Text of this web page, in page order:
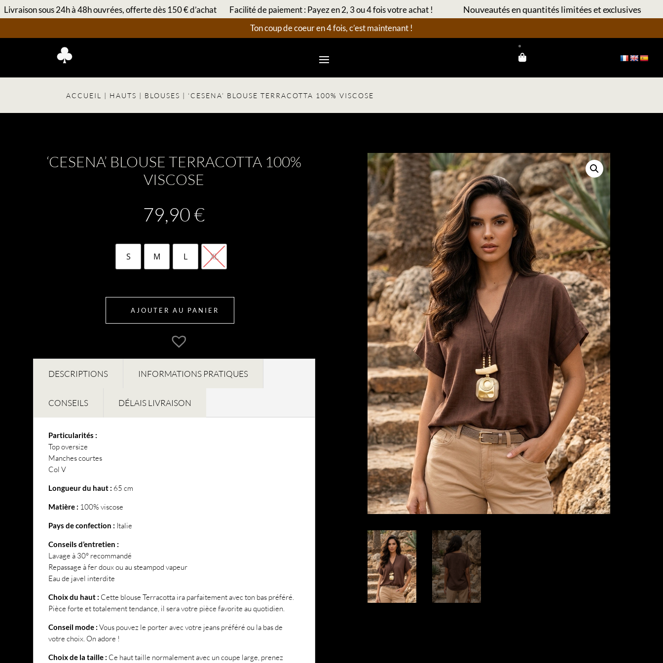
Livraison sous 24h à 48h ouvrées, offerte dès 150 € d’achat Facilité de paiement : Payez en 2, 3 ou 4 fois votre achat ! Nouveautés en quantités limitées et exclusives
Ton coup de coeur en 4 fois, c’est maintenant !
ACCUEIL | HAUTS | BLOUSES | ‘CESENA’ BLOUSE TERRACOTTA 100% VISCOSE
‘CESENA’ BLOUSE TERRACOTTA 100%
VISCOSE
79,90€
S M L XL
AJOUTER AU PANIER
DESCRIPTIONS INFORMATIONS PRATIQUES
CONSEILS DÉLAIS LIVRAISON
Particularités :
Top oversize
Manches courtes
Col V
Longueur du haut : 65 cm
Matière : 100% viscose
Pays de confection : Italie
Conseils d’entretien :
Lavage à 30° recommandé
Repassage à fer doux ou au steampod vapeur
Eau de javel interdite
Choix du haut : Cette blouse Terracotta ira parfaitement avec ton bas préféré.
Pièce forte et totalement tendance, il sera votre pièce favorite au quotidien.
Conseil mode :Vous pouvez le porter avec votre jeans préféré ou la bas de
votre choix. On adore !
Choix de la taille : Ce haut taille normalement avec un coupe large, prenez